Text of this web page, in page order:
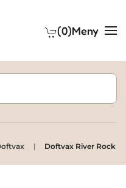
(0)Meny
Doftvax River Rock